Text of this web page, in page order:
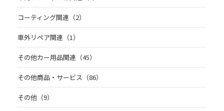
コーティング関連（2）
車外リペア関連（1）
その他カー用品関連（45）
その他商品・サービス（86）
その他（9）